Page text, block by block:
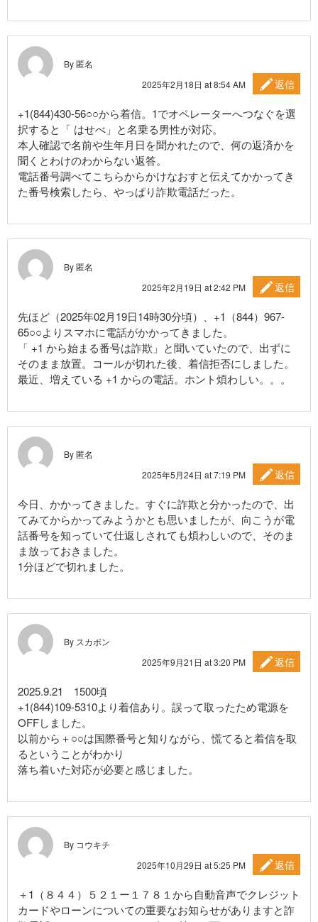
By 匿名
2025年2月18日 at 8:54 AM
返信
+1(844)430-56○○から着信。1でオペレーターへつなぐを選
択すると「 はせべ」と名乗る男性が対応。
本人確認で名前や生年月日を聞かれたので、何の返済かを
聞くとわけのわからない返答。
電話番号調べてこちらからかけなおすと伝えてかかってき
た番号検索したら、やっぱり詐欺電話だった。
By 匿名
2025年2月19日 at 2:42 PM
返信
先ほど（2025年02月19日14時30分頃）、+1（844）967-
65○○よりスマホに電話がかかってきました。
「 +1 から始まる番号は詐欺」と聞いていたので、出ずに
そのまま放置。コールが切れた後、着信拒否にしました。
最近、増えている +1 からの電話。ホント煩わしい。。。
By 匿名
2025年5月24日 at 7:19 PM
返信
今日、かかってきました。すぐに詐欺と分かったので、出
てみてからかってみようかとも思いましたが、向こうが電
話番号を知っていて仕返しされても煩わしいので、そのま
ま放っておきました。
1分ほどで切れました。
By スカポン
2025年9月21日 at 3:20 PM
返信
2025.9.21 1500頃
+1(844)109-5310より着信あり。誤って取ったため電源を
OFFしました。
以前から＋○○は国際番号と知りながら、慌てると着信を取
るということがわかり
落ち着いた対応が必要と感じました。
By コウキチ
2025年10月29日 at 5:25 PM
返信
＋1（８４４）５２１ー１７８１から自動音声でクレジット
カードやローンについての重要なお知らせがありますと詐